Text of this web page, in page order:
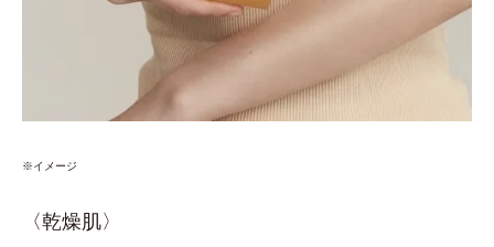
※イメージ
〈乾燥肌〉